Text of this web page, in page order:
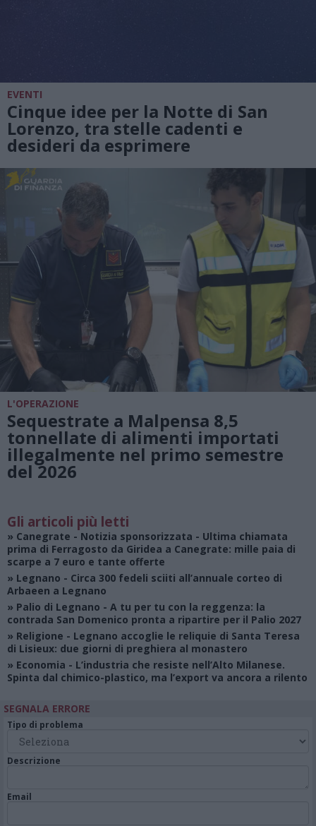
EVENTI
Cinque idee per la Notte di San
Lorenzo, tra stelle cadenti e
desideri da esprimere
L'OPERAZIONE
Sequestrate a Malpensa 8,5
tonnellate di alimenti importati
illegalmente nel primo semestre
del 2026
Gli articoli più letti
» Canegrate - Notizia sponsorizzata - Ultima chiamata
prima di Ferragosto da Giridea a Canegrate: mille paia di
scarpe a 7 euro e tante offerte
» Legnano - Circa 300 fedeli sciiti all’annuale corteo di
Arbaeen a Legnano
» Palio di Legnano - A tu per tu con la reggenza: la
contrada San Domenico pronta a ripartire per il Palio 2027
» Religione - Legnano accoglie le reliquie di Santa Teresa
di Lisieux: due giorni di preghiera al monastero
» Economia - L’industria che resiste nell’Alto Milanese.
Spinta dal chimico-plastico, ma l’export va ancora a rilento
SEGNALA ERRORE
Tipo di problema
Descrizione
Email